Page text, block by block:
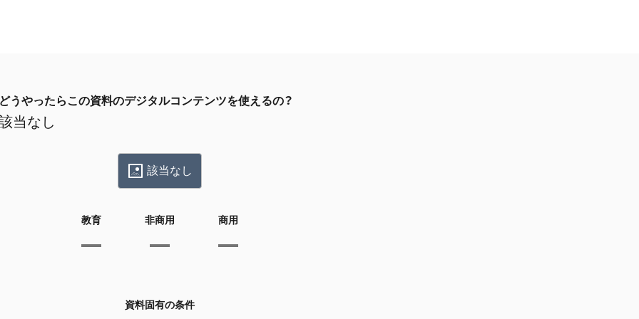
どうやったらこの資料のデジタルコンテンツを使えるの？
当なし
該当なし
教育 非商用 商用
資料固有の条件